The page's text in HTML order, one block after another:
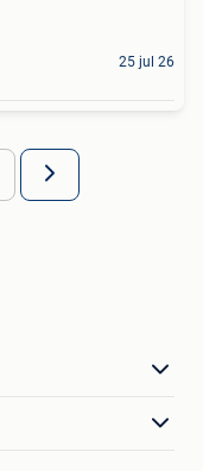
25 jul 26